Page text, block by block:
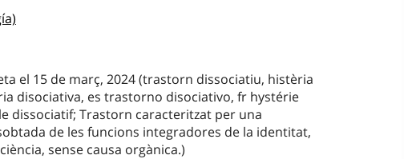
el 15 de març, 2024 (trastorn dissociatiu, histèria
disociativa, es trastorno disociativo, fr hystérie
dissociatif; Trastorn caracteritzat per una
de les funcions integradores de la identitat,
sense causa orgànica.)